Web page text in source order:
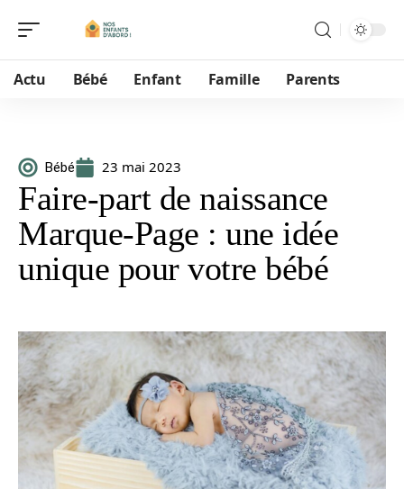
Actu Bébé Enfant Famille Parents
Bébé 23 mai 2023
Faire-part de naissance
Marque-Page : une idée
unique pour votre bébé